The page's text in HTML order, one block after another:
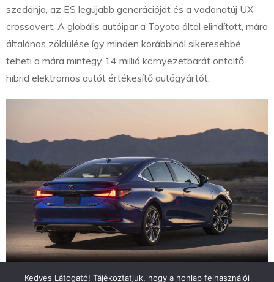
szedánja, az ES legújabb generációját és a vadonatúj UX
crossovert. A globális autóipar a Toyota által elindított, mára
általános zöldülése így minden korábbinál sikeresebbé
teheti a mára mintegy 14 millió környezetbarát öntöltő
hibrid elektromos autót értékesítő autógyártót.
Kedves Látogató! Tájékoztatjuk, hogy a honlap felhasználói